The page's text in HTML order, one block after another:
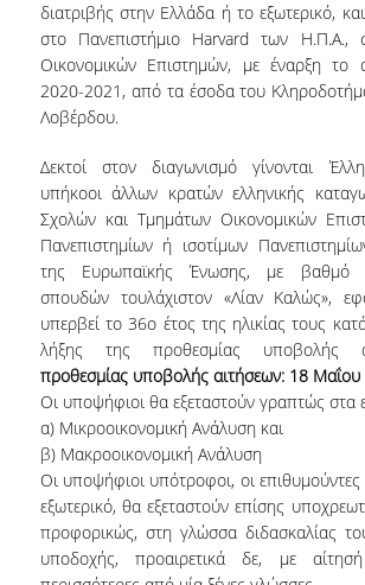
ΜΕΤΑΔΙΔΑΚΤΟΡΕΣ
ΕΙΔΙΚΟ ΠΡΟΣΩΠΙΚΟ
ΕΝΤΕΤΑΛΜΕΝΟΙ
E.ΔΙ.Π.
ΕΠΙΣΤΗΜΟΝΙΚΟΙ
Ε.Τ.Ε.Π
ΔΙΟΙΚΗΤΙΚΟ ΠΡΟΣΩΠΙΚΟ
ΜΗΤΡΩΑ
ΠΡΟΠΤΥΧΙΑΚΕΣ ΣΠΟΥΔΕΣ
ΟΔΗΓΟΣ ΣΠΟΥΔΩΝ
ΠΡΟΓΡΑΜΜΑ ΚΑΙ
διατριβής στην Ελλάδα ήτο εξωτερικό, και
στο ΠανεπιστήμιοHarvard των Η.Π.Α.,
Οικονομικών Επιστημών, με έναρξη το
2020-2021, από τα έσοδατου
Λοβέρδου.
Δεκτοί στον διαγωνισμό γίνονται
υπήκοοι άλλων κρατών ελληνικής
Σχολών και Τμημάτων Οικονομικών
Πανεπιστημίων ή ισοτίμων
της Ευρωπαϊκής Ένωσης, με βαθμό
σπουδών τουλάχιστον «Λίαν Καλώς»,
υπερβεί το 36ο έτος της ηλικίας τους
λήξης της προθεσμίας υποβολής
προθεσμίας υποβολής αιτήσεων: 18
Οι υποψήφιοι θα εξεταστούν γραπτώς στα
α) Μικροοικονομική Ανάλυση και
β) Μακροοικονομική Ανάλυση
Οι υποψήφιοι υπότροφοι, οι
εξωτερικό, θα εξεταστούν επίσης
προφορικώς, στη γλώσσα διδασκαλίας
υποδοχής, προαιρετικά δε, με